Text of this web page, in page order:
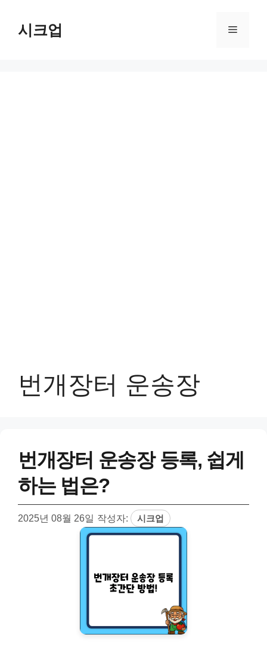
시크업 메
번개장터 운송장
번개장터 운송장 등록, 쉽게
하는 법은?
2025년 08월 26일 작성자: 시크업